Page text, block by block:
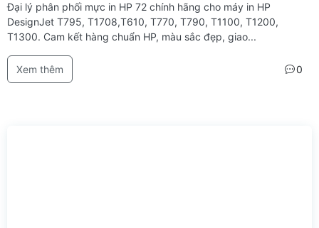
Đại lý phân phối mực in HP 72 chính hãng cho máy in HP
DesignJet T795, T1708,T610, T770, T790, T1100, T1200,
T1300. Cam kết hàng chuẩn HP, màu sắc đẹp, giao...
Xem thêm 0